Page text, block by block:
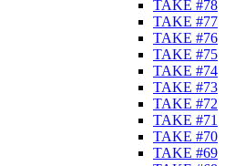
TAKE #78
TAKE #77
TAKE #76
TAKE #75
TAKE #74
TAKE #73
TAKE #72
TAKE #71
TAKE #70
TAKE #69